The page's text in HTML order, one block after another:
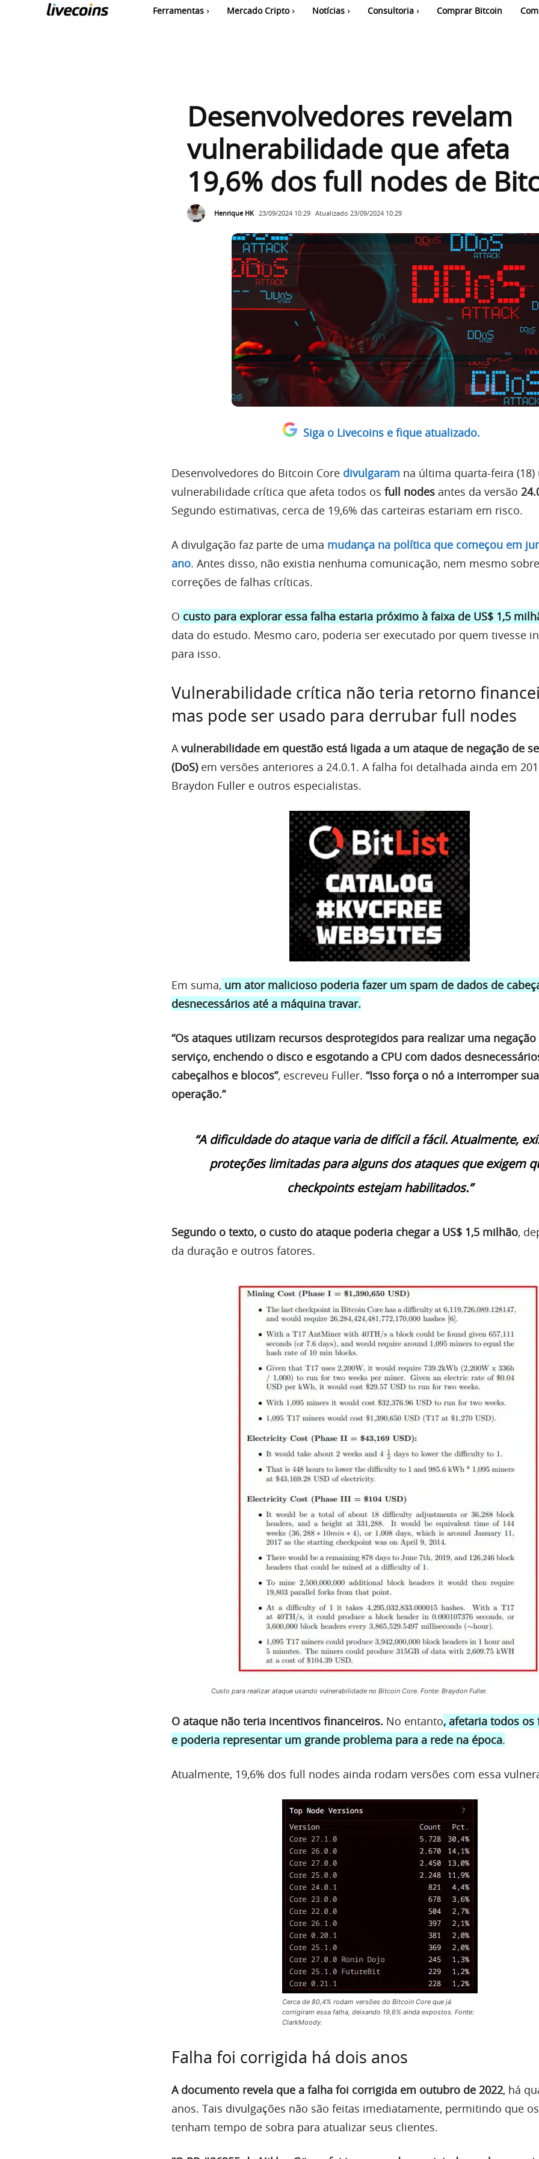
Ferramentas Mercado Cripto Notícias Consultoria Comprar Bitcoin
Desenvolvedores revelam
vulnerabilidade que afeta
19,6% dos full nodes de
Henrique HK 23/09/2024 10:29 Atualizado 23/09/2024 10:29
Siga o Livecoins e fique atualizado.
Desenvolvedores do Bitcoin Core divulgaram na última quarta-feira (18)
vulnerabilidade crítica que afeta todos os full nodes antes da versão
Segundo estimativas, cerca de 19,6% das carteiras estariam em risco.
A divulgação faz parte de uma mudança na política que começou em
ano. Antes disso, não existia nenhuma comunicação, nem mesmo sobre
correções de falhas críticas.
O custo para explorar essa falha estaria próximo à faixa de US$ 1,5
data do estudo. Mesmo caro, poderia ser executado por quem tivesse
para isso.
Vulnerabilidade crítica não teria retorno
mas pode ser usado para derrubar full nodes
Avulnerabilidade em questão está ligada a um ataque de negação de
(DoS)em versões anteriores a 24.0.1. A falha foi detalhada ainda em
Braydon Fuller e outros especialistas.
Em suma, um ator malicioso poderia fazer um spam de dados de
desnecessários até a máquina travar.
“Os ataques utilizam recursos desprotegidos para realizar uma negação
serviço, enchendo o disco e esgotando a CPU com dados
cabeçalhos e blocos”, escreveu Fuller. “Isso força o nó a interromper sua
operação.”
“A dificuldade do ataque varia de difícil a fácil. Atualmente,
proteções limitadas para alguns dos ataques que exigem
checkpoints estejam habilitados.”
Segundo o texto, o custo do ataque poderia chegar a US$ 1,5 milhão,
da duração e outros fatores.
Custo para realizar ataque usando vulnerabilidade no Bitcoin Core. Fonte: Braydon Fuller.
O ataque não teria incentivos financeiros. No entanto, afetaria todos os
e poderia representar um grande problema para a rede na época.
Atualmente, 19,6% dos full nodes ainda rodam versões com essa
Cerca de 80,4% rodam versões do Bitcoin Core que já
corrigiram essa falha, deixando 19,6% ainda expostos. Fonte:
ClarkMoody.
Falha foi corrigida há dois anos
A documento revela que a falha foi corrigida em outubro de 2022, há
anos. Tais divulgações não são feitas imediatamente, permitindo que
tenham tempo de sobra para atualizar seus clientes.